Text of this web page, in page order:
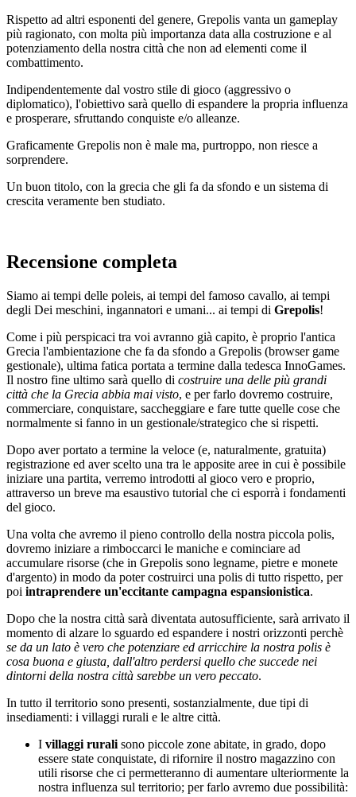
Rispetto ad altri esponenti del genere, Grepolis vanta un gameplay
più ragionato, con molta più importanza data alla costruzione e al
potenziamento della nostra città che non ad elementi come il
combattimento.
Indipendentemente dal vostro stile di gioco (aggressivo o
diplomatico), l'obiettivo sarà quello di espandere la propria influenza
e prosperare, sfruttando conquiste e/o alleanze.
Graficamente Grepolis non è male ma, purtroppo, non riesce a
sorprendere.
Un buon titolo, con la grecia che gli fa da sfondo e un sistema di
crescita veramente ben studiato.
Recensione completa
Siamo ai tempi delle poleis, ai tempi del famoso cavallo, ai tempi
degli Dei meschini, ingannatori e umani... ai tempi di Grepolis!
Come i più perspicaci tra voi avranno già capito, è proprio l'antica
Grecia l'ambientazione che fa da sfondo a Grepolis (browser game
gestionale), ultima fatica portata a termine dalla tedesca InnoGames.
Il nostro fine ultimo sarà quello di costruire una delle più grandi
città che la Grecia abbia mai visto, e per farlo dovremo costruire,
commerciare, conquistare, saccheggiare e fare tutte quelle cose che
normalmente si fanno in un gestionale/strategico che si rispetti.
Dopo aver portato a termine la veloce (e, naturalmente, gratuita)
registrazione ed aver scelto una tra le apposite aree in cui è possibile
iniziare una partita, verremo introdotti al gioco vero e proprio,
attraverso un breve ma esaustivo tutorial che ci esporrà i fondamenti
del gioco.
Una volta che avremo il pieno controllo della nostra piccola polis,
dovremo iniziare a rimboccarci le maniche e cominciare ad
accumulare risorse (che in Grepolis sono legname, pietre e monete
d'argento) in modo da poter costruirci una polis di tutto rispetto, per
poi intraprendere un'eccitante campagna espansionistica.
Dopo che la nostra città sarà diventata autosufficiente, sarà arrivato il
momento di alzare lo sguardo ed espandere i nostri orizzonti perchè
se da un lato è vero che potenziare ed arricchire la nostra polis è
cosa buona e giusta, dall'altro perdersi quello che succede nei
dintorni della nostra città sarebbe un vero peccato.
In tutto il territorio sono presenti, sostanzialmente, due tipi di
insediamenti: i villaggi rurali e le altre città.
I villaggi rurali sono piccole zone abitate, in grado, dopo
essere state conquistate, di rifornire il nostro magazzino con
utili risorse che ci permetteranno di aumentare ulteriormente la
nostra influenza sul territorio; per farlo avremo due possibilità: